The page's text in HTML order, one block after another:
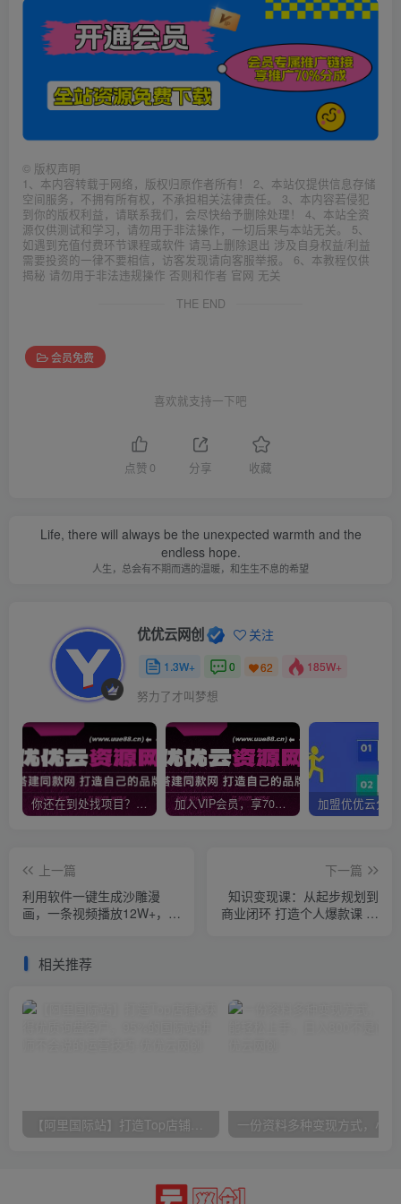
© 版权声明
1、本内容转载于网络，版权归原作者所有！ 2、本站仅提供信息存储
空间服务，不拥有所有权，不承担相关法律责任。 3、本内容若侵犯
到你的版权利益，请联系我们，会尽快给予删除处理！ 4、本站全资
源仅供测试和学习，请勿用于非法操作，一切后果与本站无关。 5、
如遇到充值付费环节课程或软件 请马上删除退出 涉及自身权益/利益
需要投资的一律不要相信，访客发现请向客服举报。 6、本教程仅供
揭秘 请勿用于非法违规操作 否则和作者 官网 无关
THE END
会员免费
喜欢就支持一下吧
点赞 0 分享 收藏
Life, there will always be the unexpected warmth and the
endless hope.
人生，总会有不期而遇的温暖，和生生不息的希望
优优云网创 关注
1.3W+ 0 62 185W+
努力了才叫梦想
你还在到处找项目？还在当韭菜？我靠网创资源站一个月收入5万+，曾经我也是个失败者。 加入VIP会员，享70%的推广提成，免费学习多种网上创业课程，菜鸟秒变大神！
上一篇
利用软件一键生成沙雕漫
画，一条视频播放12W+，单
下一篇
知识变现课：从起步规划到
商业闭环 打造个人爆款课 搭
相关推荐